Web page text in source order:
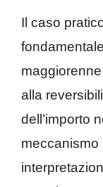
Il caso
alla
dell’importo
meccanismo